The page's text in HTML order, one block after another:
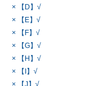
× 【D】√
× 【E】√
× 【F】√
× 【G】√
× 【H】√
× 【I】√
× 【J】√